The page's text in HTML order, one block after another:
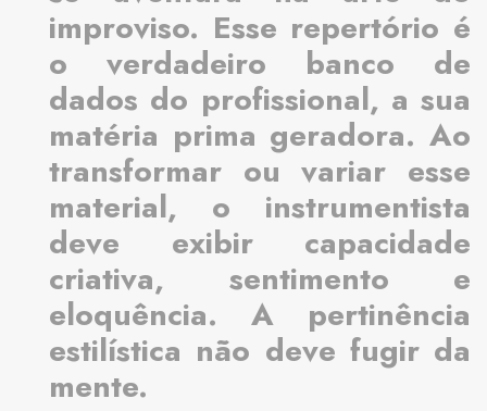
improviso. Esse repertório é
o verdadeiro banco de
dados do profissional, a sua
matéria prima geradora. Ao
transformar ou variar esse
material, o instrumentista
deve exibir capacidade
criativa, sentimento e
eloquência. A pertinência
estilística não deve fugir da
mente.